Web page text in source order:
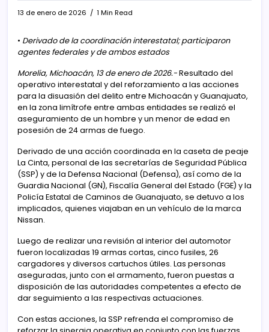
13 de enero de 2026 1 Min Read
• Derivado de la coordinación interestatal; participaron
agentes federales y de ambos estados
Morelia, Michoacán, 13 de enero de 2026.-Resultado del
operativo interestatal y del reforzamiento a las acciones
para la disuasión del delito entre Michoacán y Guanajuato,
en la zona limítrofe entre ambas entidades se realizó el
aseguramiento de un hombre y un menor de edad en
posesión de 24 armas de fuego.
Derivado de una acción coordinada en la caseta de peaje
La Cinta, personal de las secretarías de Seguridad Pública
(SSP) y de la Defensa Nacional (Defensa), así como de la
Guardia Nacional (GN), Fiscalía General del Estado (FGE) y la
Policía Estatal de Caminos de Guanajuato, se detuvo a los
implicados, quienes viajaban en un vehículo de la marca
Nissan.
Luego de realizar una revisión al interior del automotor
fueron localizadas 19 armas cortas, cinco fusiles, 26
cargadores y diversos cartuchos útiles. Las personas
aseguradas, junto con el armamento, fueron puestas a
disposición de las autoridades competentes a efecto de
dar seguimiento a las respectivas actuaciones.
Con estas acciones, la SSP refrenda el compromiso de